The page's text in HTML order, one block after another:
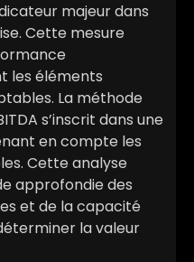
majeur dans
Cette mesure
les éléments
La méthode
s’inscrit dans une
en compte les
Cette analyse
approfondie des
et de la capacité
la valeur